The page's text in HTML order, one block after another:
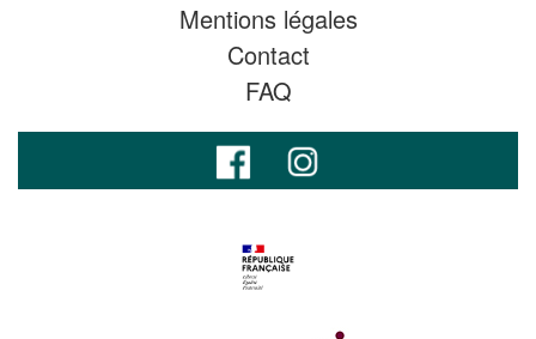
Mentions légales
Contact
FAQ